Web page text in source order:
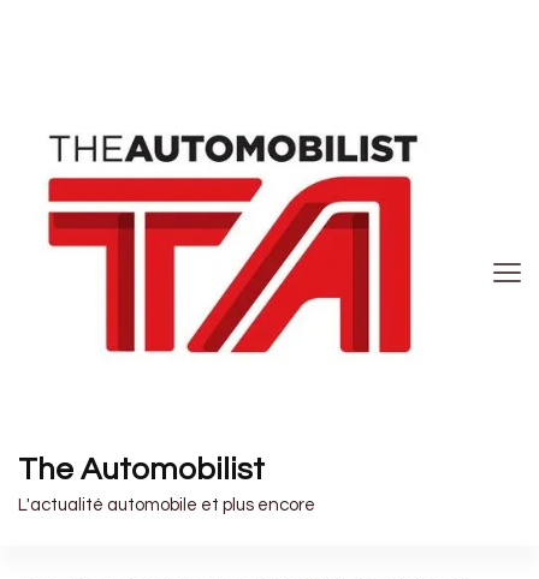
The Automobilist
L'actualité automobile et plus encore